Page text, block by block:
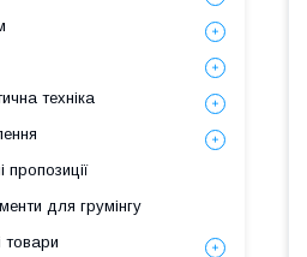
техніка
пропозиції
для грумінгу
товари